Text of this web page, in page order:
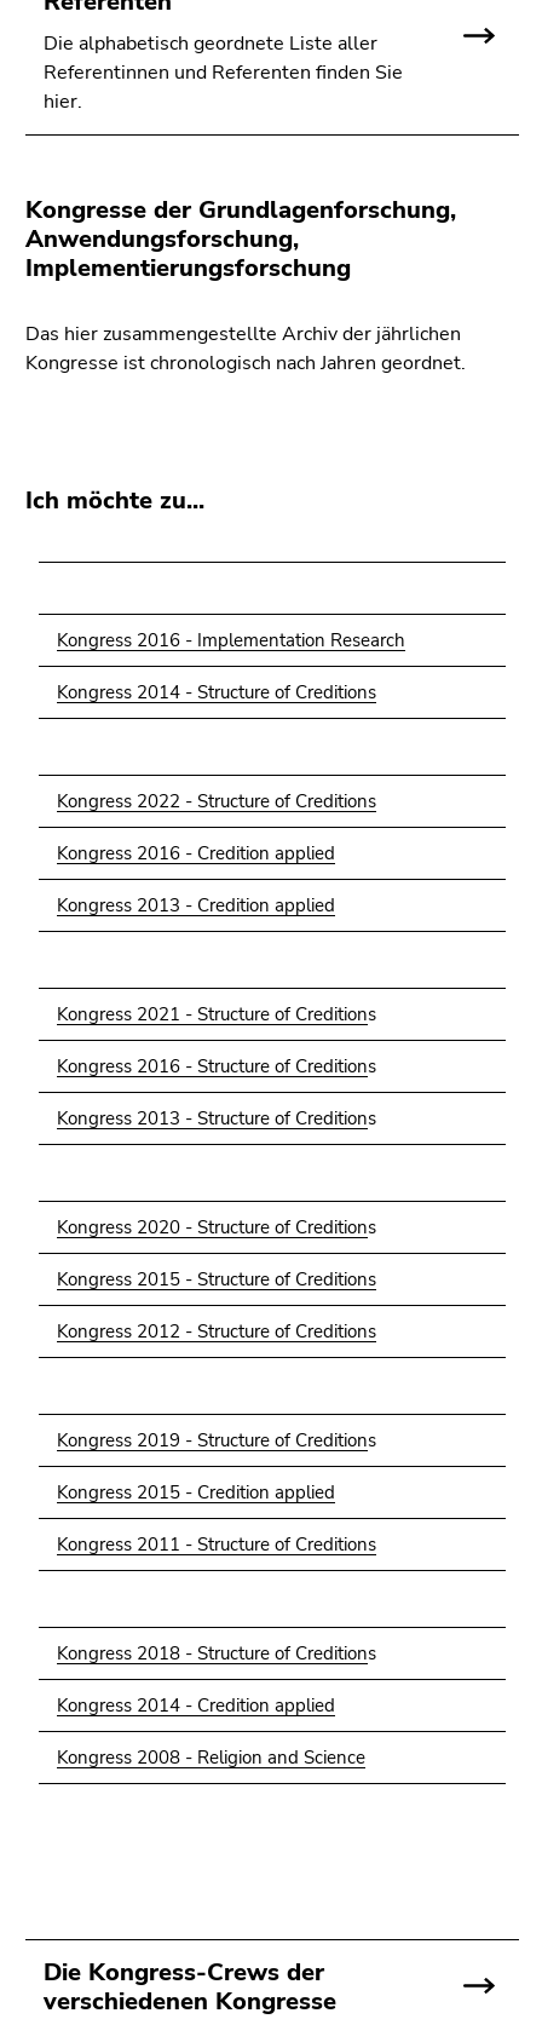
Sie diesen
Link.
Zum
Inhalt
1)
Zur
Positionsanzeige
(Zugriffstaste
Zur
Hauptnavigation
Unternavigation
den
Zusatzinformationen
(Zugriffstaste
Zu
Seiteneinstellungen
(Benutzer/Sprache)
(Zugriffstaste
Zur
Suche
9)
Die alphabetisch geordnete Liste aller
Referentinnen und Referenten finden Sie
hier.
Kongresse der Grundlagenforschung,
Anwendungsforschung,
Implementierungsforschung
Das hier zusammengestellte Archiv der jährlichen
Kongresse ist chronologisch nach Jahren geordnet.
Ich möchte zu...
Kongress 2016 - Implementation Research
Kongress 2014 - Structure of Creditions
Kongress 2022 - Structure of Creditions
Kongress 2016 - Credition applied
Kongress 2013 - Credition applied
Kongress 2021 - Structure of Creditions
Kongress 2016 - Structure of Creditions
Kongress 2013 - Structure of Creditions
Kongress 2020 - Structure of Creditions
Kongress 2015 - Structure of Creditions
Kongress 2012 - Structure of Creditions
Kongress 2019 - Structure of Creditions
Kongress 2015 - Credition applied
Kongress 2011 - Structure of Creditions
Kongress 2018 - Structure of Creditions
Kongress 2014 - Credition applied
Kongress 2008 - Religion and Science
Die Kongress-Crews der
verschiedenen Kongresse